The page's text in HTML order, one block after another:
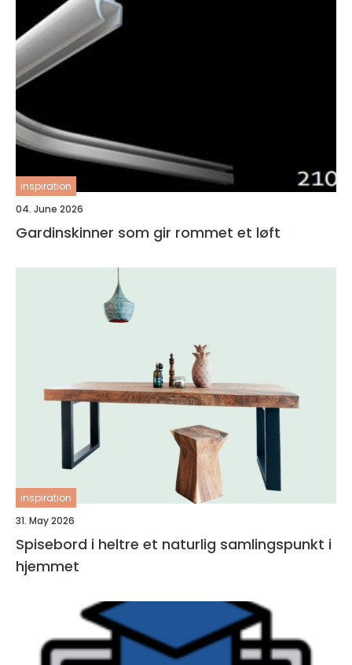
inspiration
04. June 2026
Gardinskinner som gir rommet et løft
inspiration
31. May 2026
Spisebord i heltre et naturlig samlingspunkt i
hjemmet